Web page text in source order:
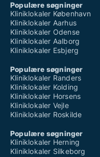
Populære søgninger
Kliniklokaler København
Kliniklokaler Aarhus
Kliniklokaler Odense
Kliniklokaler Aalborg
Kliniklokaler Esbjerg
Populære søgninger
Kliniklokaler Randers
Kliniklokaler Kolding
Kliniklokaler Horsens
Kliniklokaler Vejle
Kliniklokaler Roskilde
Populære søgninger
Kliniklokaler Herning
Kliniklokaler Silkeborg